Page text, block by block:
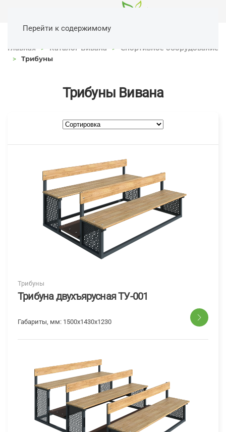
Перейти к содержимому
Главная Каталог Вивана
Спортивное оборудование
Трибуны
Трибуны Вивана
Трибуны
Трибуна двухъярусная ТУ-001
Габариты, мм: 1500х1430х1230